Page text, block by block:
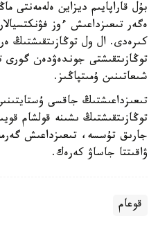
بۇل قاراپايىم ديزاين ەلەمەنتى
ەگەر تىعىزداعىش ءوز
كىرەدى. ال ول توڭازىتقىشتىڭ
توڭازىتقىشتى جوندەۋدەن گورى
شىعاتىنىن ۇمىتپاڭىز.
تىعىزداعىشتىڭ جاقسى
توڭازىتقىشتىڭ ىشىنە قولشام
جارىق تۇسسە، تىعىزداعىش
ۋاقىتتا جاساۋ كەرەك.
قوعام